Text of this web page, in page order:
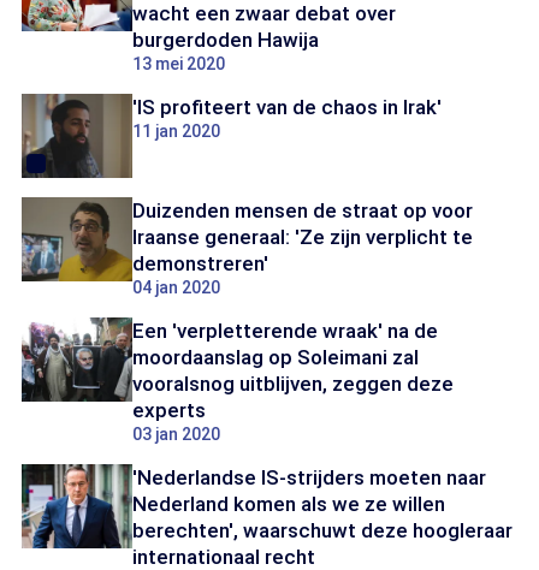
wacht een zwaar debat over
burgerdoden Hawija
13 mei 2020
'IS profiteert van de chaos in Irak'
11 jan 2020
Duizenden mensen de straat op voor
Iraanse generaal: 'Ze zijn verplicht te
demonstreren'
04 jan 2020
Een 'verpletterende wraak' na de
moordaanslag op Soleimani zal
vooralsnog uitblijven, zeggen deze
experts
03 jan 2020
'Nederlandse IS-strijders moeten naar
Nederland komen als we ze willen
berechten', waarschuwt deze hoogleraar
internationaal recht